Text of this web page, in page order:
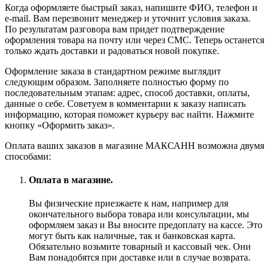
Когда оформляете быстрый заказ, напишите ФИО, телефон и
e-mail. Вам перезвонит менеджер и уточнит условия заказа.
По результатам разговора вам придет подтверждение
оформления товара на почту или через СМС. Теперь останется
только ждать доставки и радоваться новой покупке.
Оформление заказа в стандартном режиме выглядит
следующим образом. Заполняете полностью форму по
последовательным этапам: адрес, способ доставки, оплаты,
данные о себе. Советуем в комментарии к заказу написать
информацию, которая поможет курьеру вас найти. Нажмите
кнопку «Оформить заказ».
Оплата ваших заказов в магазине МАКСАНН возможна двумя
способами:
Оплата в магазине.
Вы физические приезжаете к нам, например для
окончательного выбора товара или консультации, мы
оформляем заказ и Вы вносите предоплату на кассе. Это
могут быть как наличные, так и банковская карта.
Обязательно возьмите товарный и кассовый чек. Они
Вам понадобятся при доставке или в случае возврата.